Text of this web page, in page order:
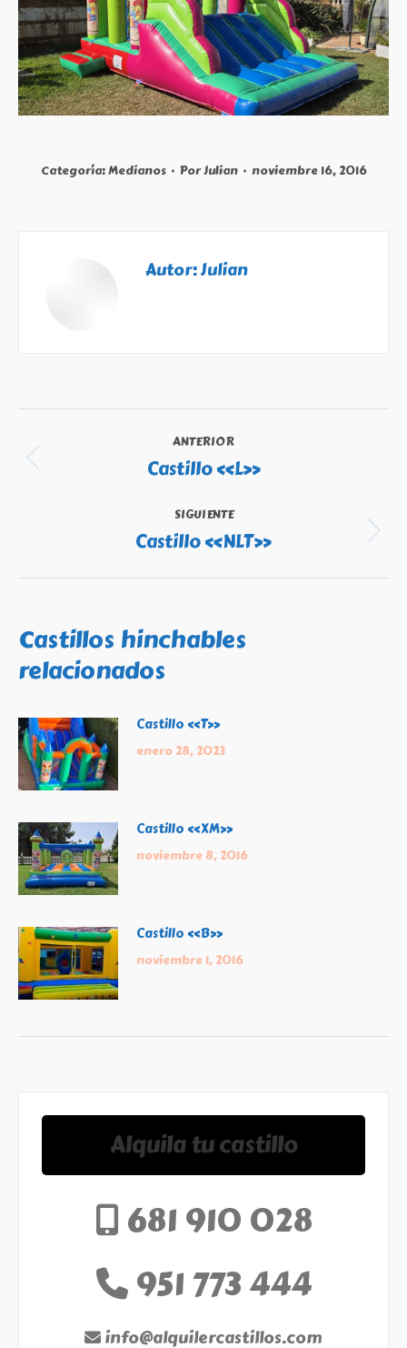
Categoría:Medianos PorJulian noviembre 16, 2016
Autor:Julian
Navegación
entre
publicaciones
ANTERIOR
Publicación
Castillo «L»
SIGUIENTE
Publicación
Castillo «NLT»
Castillos hinchables
relacionados
Castillo «T»
enero 28, 2023
Castillo «XM»
noviembre 8, 2016
Castillo «B»
noviembre 1, 2016
Alquila tu castillo
681 910 028
951 773 444
info@alquilercastillos.com